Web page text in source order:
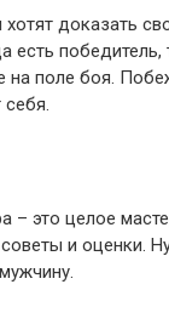
доказать
есть
поле боя.
себя.
– это целое
и оценки.